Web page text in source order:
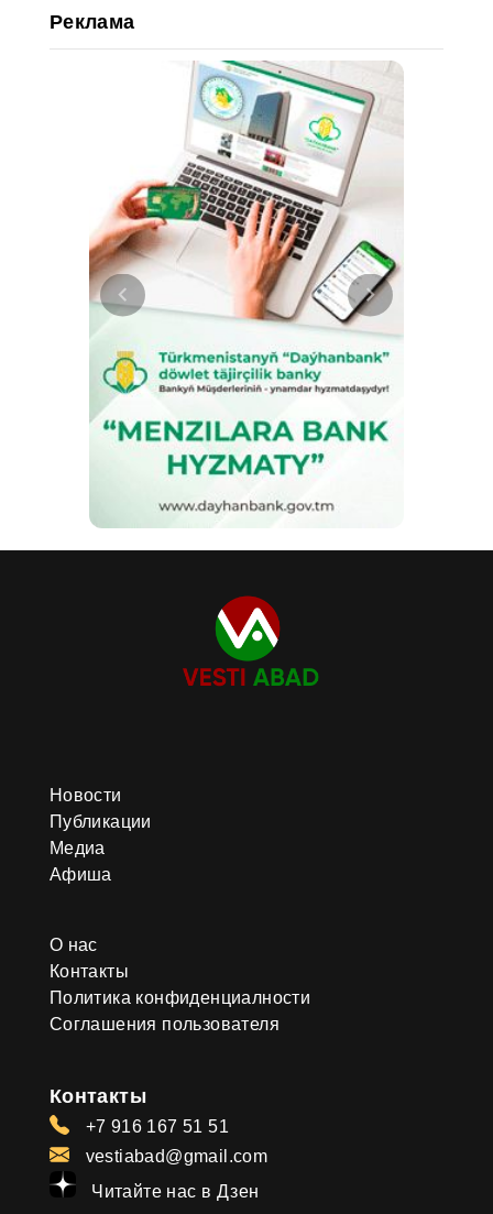
Реклама
Новости
Публикации
Медиа
Афиша
О нас
Контакты
Политика конфиденциалности
Соглашения пользователя
Контакты
+7 916 167 51 51
vestiabad@gmail.com
Читайте нас в Дзен